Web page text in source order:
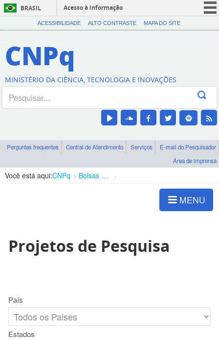
BRASIL
Acesso à informação
CORONAVÍRUS (COVID-19)
Canais
ACESSIBILIDADE ALTO CONTRASTE MAPA DO SITE
CNPq
MINISTÉRIO DA CIÊNCIA, TECNOLOGIA E INOVAÇÕES
Perguntas frequentes Central de Atendimento Serviços
E-mail do Pesquisador
Área de imprensa
Você está aqui:CNPq Bolsas e Auxílios Vigentes
MENU
Projetos de Pesquisa
País
Estados